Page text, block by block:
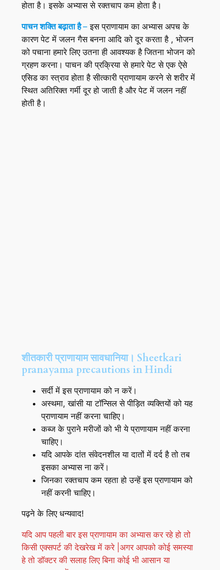
होता है। इसके अभ्यास से रक्तचाप कम होता है।
पाचन शक्ति बढ़ाता है–इस प्राणायाम का अभ्यास अपच के
कारण पेट में जलन गैस बनना आदि को दूर करता है , भोजन
को पचाना हमारे लिए उतना ही आवश्यक है जितना भोजन को
ग्रहण करना। पाचन की प्रक्रिया से हमारे पेट से एक ऐसे
एसिड का स्त्राव होता है सीत्कारी प्राणायाम करने से शरीर में
स्थित अतिरिक्त गर्मी दूर हो जाती है और पेट में जलन नहीं
होती है।
शीतकारी प्राणायाम सावधानिया। Sheetkari
pranayama precautions in Hindi
सर्दी में इस प्राणायाम को न करें।
अस्थमा, खांसी या टॉन्सिल से पीड़ित व्यक्तियों को यह
प्राणायाम नहीं करना चाहिए।
कब्ज के पुराने मरीजों को भी ये प्राणायाम नहीं करना
चाहिए।
यदि आपके दांत संवेदनशील या दातों में दर्द है तो तब
इसका अभ्यास ना करें।
जिनका रक्तचाप कम रहता हो उन्हें इस प्राणायाम को
नहीं करनी चाहिए।
पढ़ने के लिए धन्यवाद!
यदि आप पहली बार इस प्राणायाम का अभ्यास कर रहे हो तो
किसी एक्सपर्ट की देखरेख में करे |अगर आपको कोई समस्या
हे तो डॉक्टर की सलाह लिए बिना कोई भी आसान या